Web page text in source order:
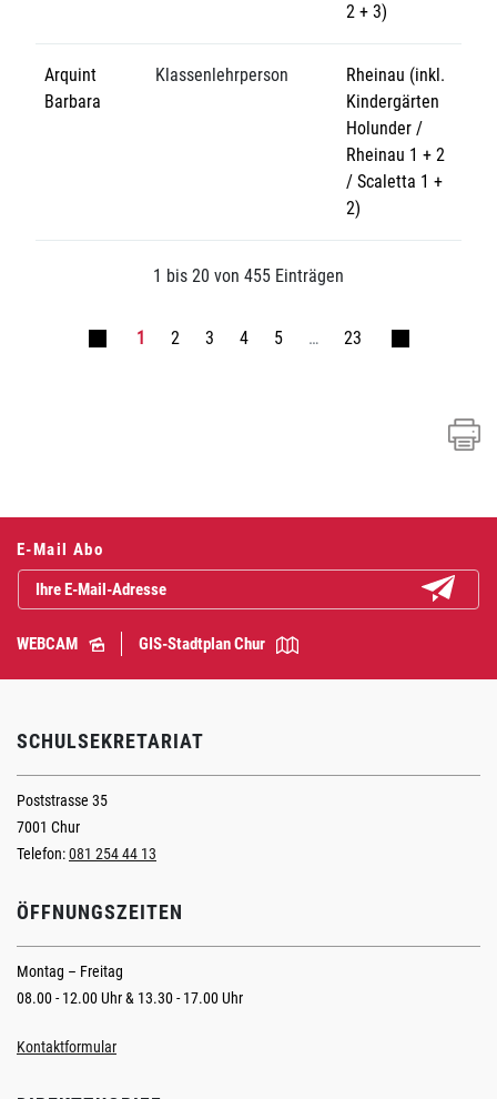
2 + 3)
Arquint
Barbara
Klassenlehrperson
Rheinau (inkl.
Kindergärten
Holunder /
Rheinau 1 + 2
/ Scaletta 1 +
2)
1 bis 20 von 455 Einträgen
1 2 3 4 5 … 23
Fusszeile
E-Mail Abo
WEBCAM GIS-Stadtplan Chur
SCHULSEKRETARIAT
Poststrasse 35
7001 Chur
Telefon:081 254 44 13
ÖFFNUNGSZEITEN
Montag – Freitag
08.00 - 12.00 Uhr & 13.30 - 17.00 Uhr
Kontaktformular